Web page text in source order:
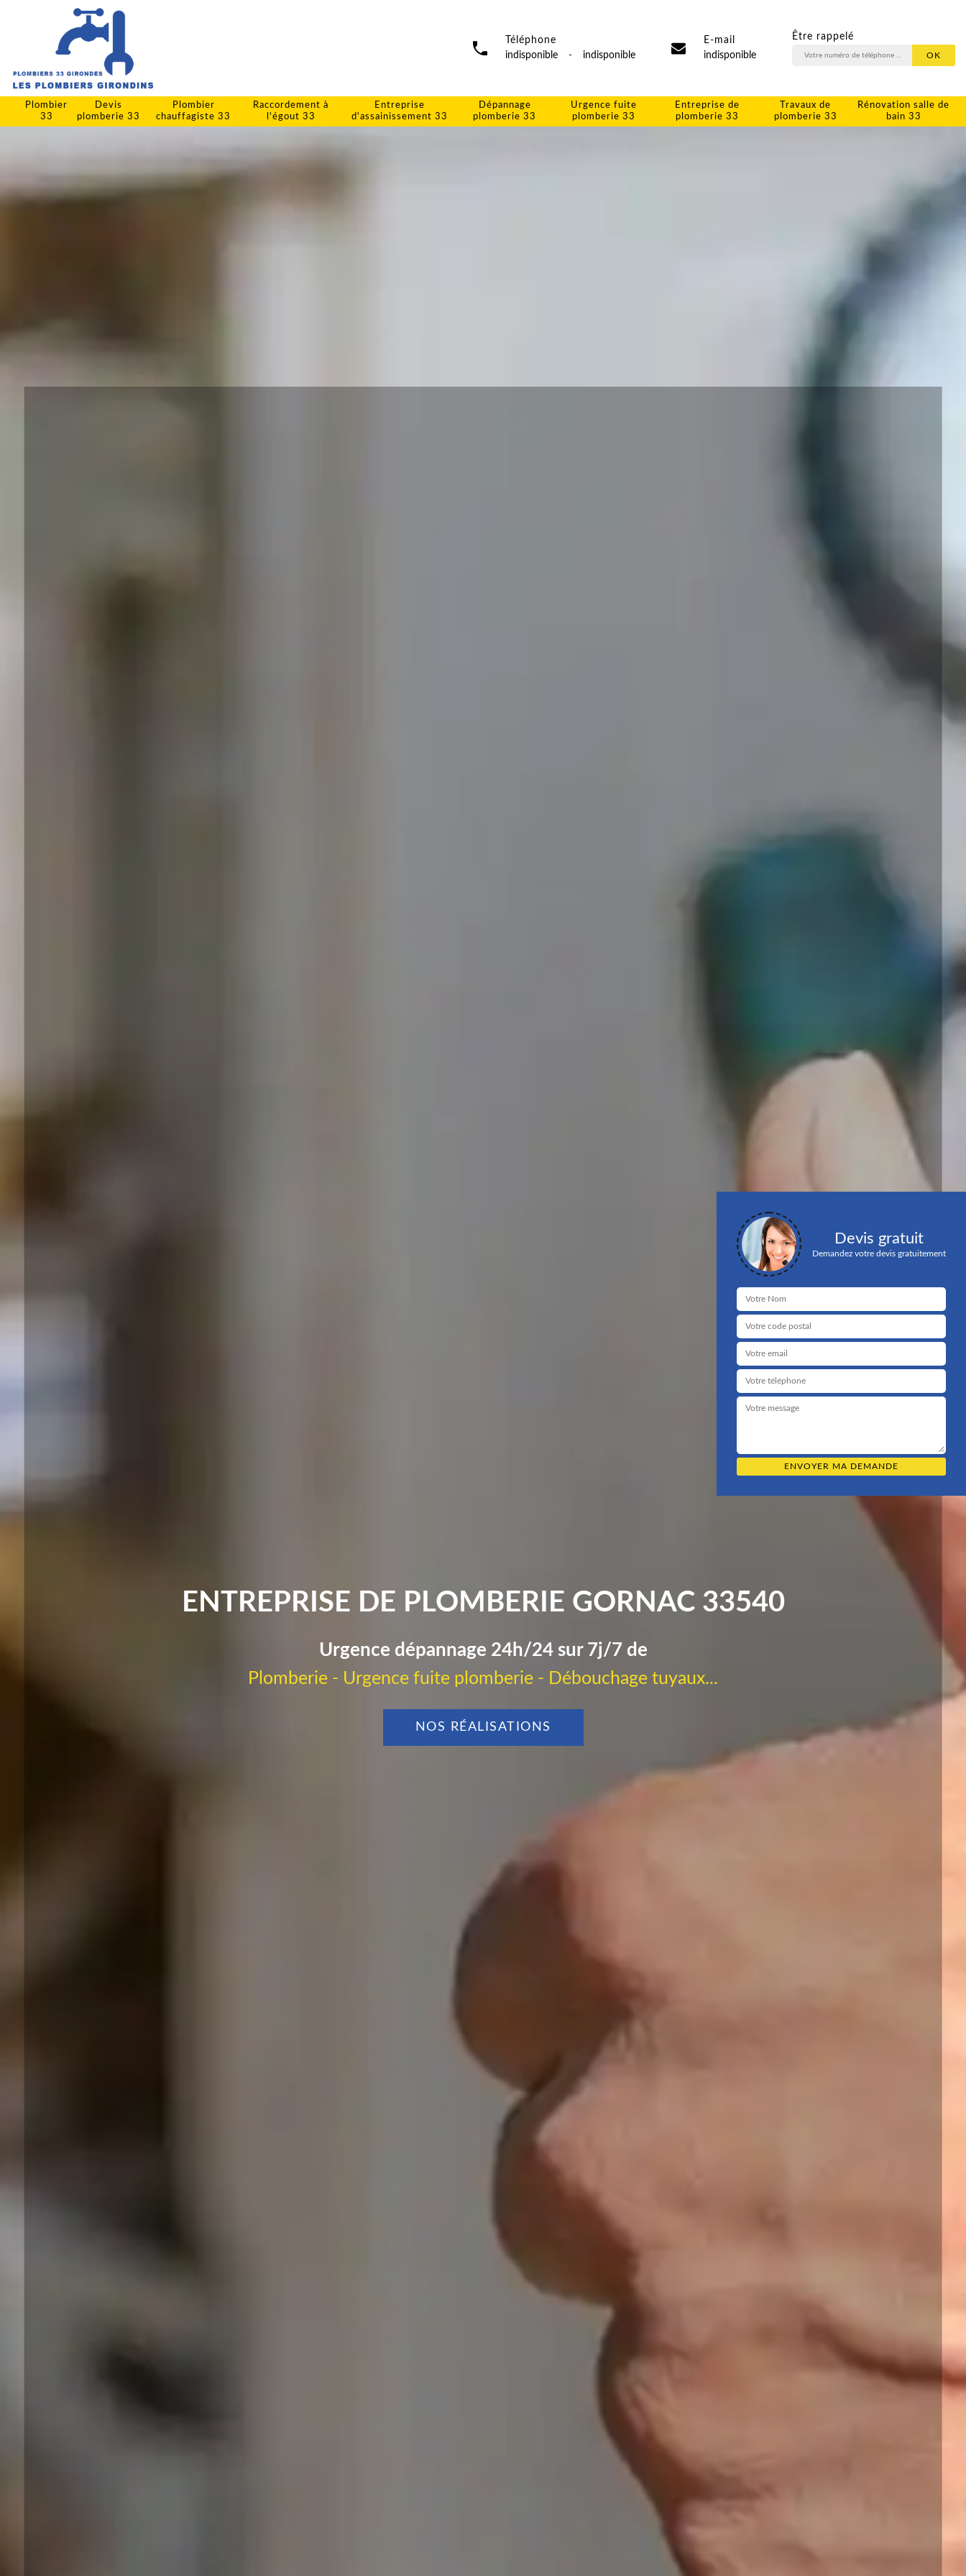
Téléphone
indisponible
- indisponible
E-mail
indisponible
Être rappelé
Plombier
33
Devis
plomberie 33
Plombier
chauffagiste 33
Raccordement à
l'égout 33
Entreprise
d'assainissement 33
Dépannage
plomberie 33
Urgence fuite
plomberie 33
Entreprise de
plomberie 33
Travaux de
plomberie 33
Rénovation salle de
bain 33
ENTREPRISE DE PLOMBERIE GORNAC 33540
Urgence dépannage 24h/24 sur 7j/7 de
Plomberie - Urgence fuite plomberie - Débouchage tuyaux...
NOS RÉALISATIONS
Devis gratuit
Demandez votre devis gratuitement